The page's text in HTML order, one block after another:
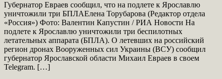
Губернатор Евраев сообщил, что на подлете к Ярославлю
уничтожили три БПЛАЕлена Торубарова (Редактор отдела
«Россия») Фото: Валентин Капустин / РИА Новости На
подлете к Ярославлю уничтожили три беспилотных
летательных аппарата (БПЛА). О летевших на российский
регион дронах Вооруженных сил Украины (ВСУ) сообщил
губернатор Ярославской области Михаил Евраев в своем
Telegram. […]